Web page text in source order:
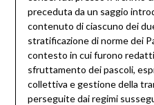
preceduta da un saggio
contenuto di ciascuno dei
stratificazione di norme dei
contesto in cui furono
sfruttamento dei pascoli,
collettiva e gestione della
perseguite dai regimi